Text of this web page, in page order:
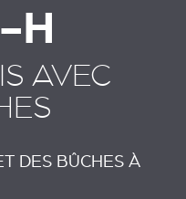
H
AVEC
DES BÛCHES À